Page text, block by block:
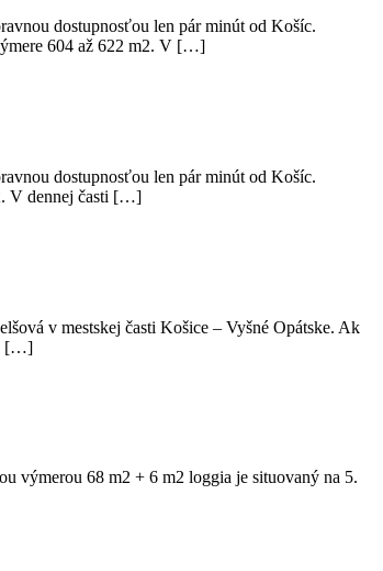
dostupnosťou len pár minút od Košíc.
604 až 622 m2. V […]
dostupnosťou len pár minút od Košíc.
V dennej časti […]
v mestskej časti Košice – Vyšné Opátske. Ak
[…]
výmerou 68 m2 + 6 m2 loggia je situovaný na 5.